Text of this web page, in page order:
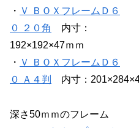
・ Ｖ ＢＯＸフレームＤ６
０ ２０角
内寸：
192×192×47ｍｍ
・ Ｖ ＢＯＸフレームＤ６
０ Ａ４判
内寸：
深さ50ｍｍのフレーム